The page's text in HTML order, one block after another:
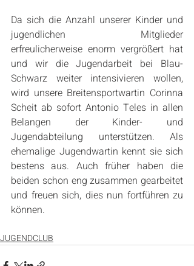
Da sich die Anzahl unserer Kinder und
jugendlichen Mitglieder
erfreulicherweise enorm vergrößert hat
und wir die Jugendarbeit bei Blau-
Schwarz weiter intensivieren wollen,
wird unsere Breitensportwartin Corinna
Scheit ab sofort Antonio Teles in allen
Belangen der Kinder- und
Jugendabteilung unterstützen. Als
ehemalige Jugendwartin kennt sie sich
bestens aus. Auch früher haben die
beiden schon eng zusammen gearbeitet
und freuen sich, dies nun fortführen zu
können.
JUGENDCLUB